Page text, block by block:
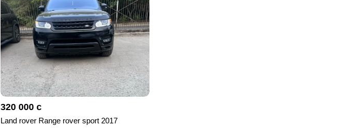
320 000 с
Land rover Range rover sport 2017